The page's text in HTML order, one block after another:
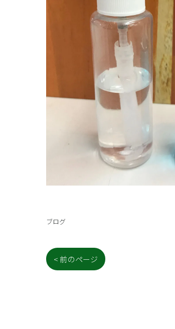
ブログ
< 前のページ